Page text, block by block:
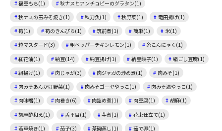
福豆もち(1)
秋ナスとアンチョビーのグラタン(1)
秋ナスの玉みそ焼き(1)
秋刀魚(1) 秋野菜(1)
竜田揚げ(1)
筍(1)
筍のきんぴら(1) 筑前煮(1) 簡単(1)
米(1)
粒マスタード(3)
粗ペッパーチキンレモン(1)
糸こんにゃく(1)
紅花油(1)
納豆(14) 納豆揚げ(1) 納豆餃子(1)
絹ごし豆腐(1)
絹揚げ(1)
肉じゃが(3) 肉ジャガの炒め煮(1)
肉みそ(1)
肉みそあんかけ野菜(1)
肉みそゴーヤやっこ(1)
肉みそ温やっこ(1)
肉味噌(1)
肉巻き(6) 肉詰め煮(1) 肉豆腐(1)
胡麻(1)
胡麻酢和え(1)
舌平目(1) 芋煮(1)
花束仕立て(1)
若草焼き(1)
茄子(3) 茶碗蒸し(1)
茹で卵(1)